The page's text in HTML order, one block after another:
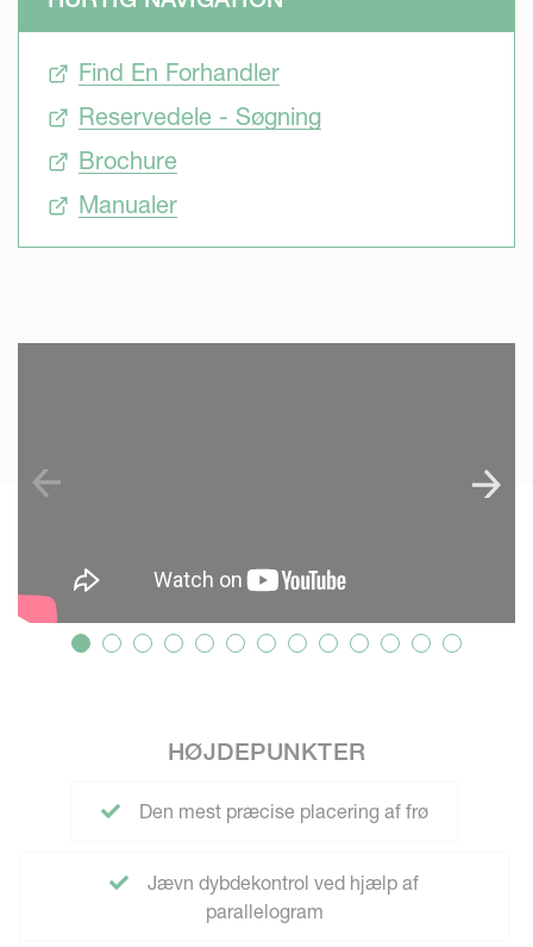
Find En Forhandler
Reservedele - Søgning
Brochure
Manualer
HØJDEPUNKTER
Den mest præcise placering af frø
Jævn dybdekontrol ved hjælp af
parallelogram